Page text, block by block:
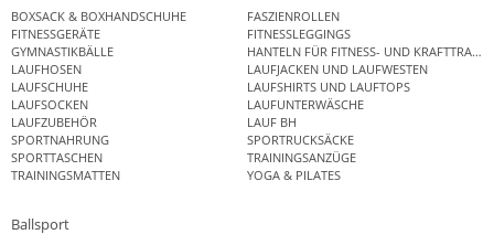
BOXSACK & BOXHANDSCHUHE
FASZIENROLLEN
FITNESSGERÄTE
FITNESSLEGGINGS
GYMNASTIKBÄLLE
HANTELN FÜR FITNESS- UND
LAUFHOSEN
LAUFJACKEN UND LAUFWESTEN
LAUFSCHUHE
LAUFSHIRTS UND LAUFTOPS
LAUFSOCKEN
LAUFUNTERWÄSCHE
LAUFZUBEHÖR
LAUF BH
SPORTNAHRUNG
SPORTRUCKSÄCKE
SPORTTASCHEN
TRAININGSANZÜGE
TRAININGSMATTEN
YOGA & PILATES
Ballsport